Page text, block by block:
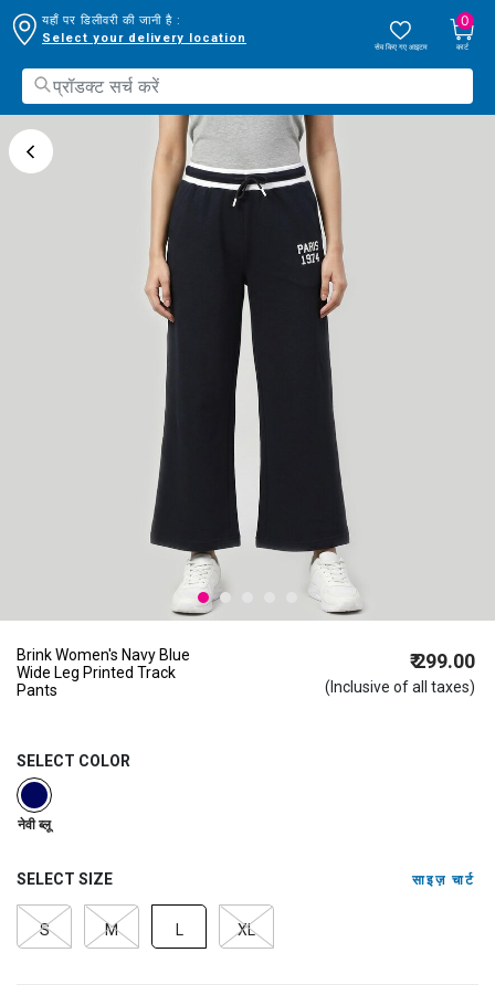
यहाँ पर डिलीवरी की जानी है :
Select your delivery location
सेव किए गए आइटम
0
कार्ट
Brink Women's Navy Blue
Wide Leg Printed Track
Pants
₹ 299.00
(Inclusive of all taxes)
SELECT COLOR
selected
नेवी ब्लू
SELECT SIZE साइज़ चार्ट
S M L XL